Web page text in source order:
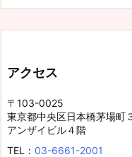
アクセス
〒103-0025
東京都中央区日本橋茅場町
アンザイビル４階
TEL： 03-6661-2001